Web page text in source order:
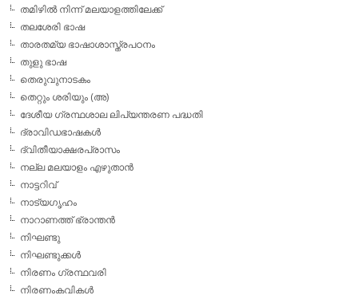
തമിഴില്‍ നിന്ന് മലയാളത്തിലേക്ക്
തലശേരി ഭാഷ
താരതമ്യ ഭാഷാശാസ്ത്രപഠനം
തുളു ഭാഷ
തെരുവുനാടകം
തെറ്റും ശരിയും (അ)
ദേശീയ ഗ്രന്ഥശാല ലിപ്യന്തരണ പദ്ധതി
ദ്രാവിഡഭാഷകള്‍
ദ്വിതീയാക്ഷരപ്രാസം
നല്ല മലയാളം എഴുതാന്‍
നാട്ടറിവ്
നാട്യഗൃഹം
നാറാണത്ത് ഭ്രാന്തന്‍
നിഘണ്ടു
നിഘണ്ടുക്കള്‍
നിരണം ഗ്രന്ഥവരി
നിരണംകവികള്‍